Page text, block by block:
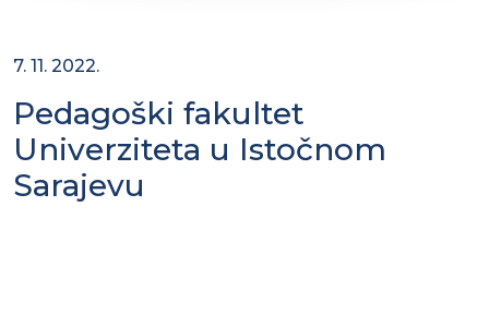
7. 11. 2022.
Pedagoški fakultet
Univerziteta u Istočnom
Sarajevu